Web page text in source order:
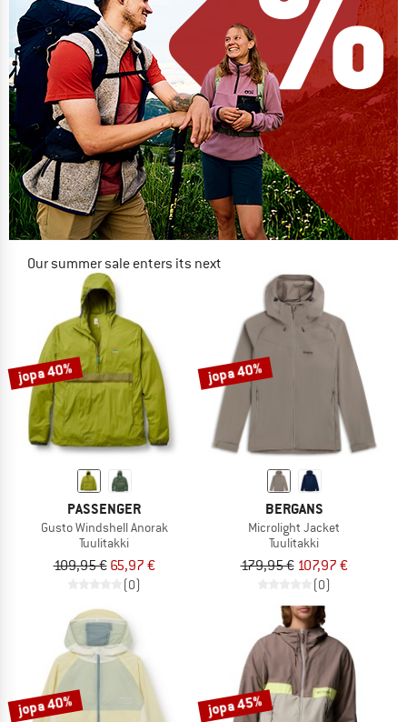
Our summer sale enters its next
NOW UP TO 50% OFF
TO THE SALE
jopa 40%
PASSENGER
Gusto Windshell Anorak
Tuulitakki
109,95 € 65,97 €
(0)
jopa 40%
BERGANS
Microlight Jacket
Tuulitakki
179,95 € 107,97 €
(0)
jopa 40% jopa 45%